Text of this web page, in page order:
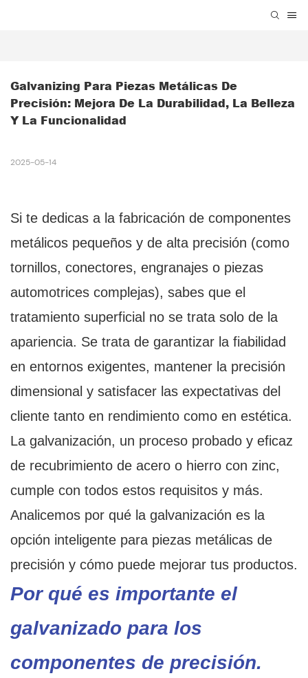
Galvanizing Para Piezas Metálicas De
Precisión: Mejora De La Durabilidad, La Belleza
Y La Funcionalidad
2025-05-14
Si te dedicas a la fabricación de componentes
metálicos pequeños y de alta precisión (como
tornillos, conectores, engranajes o piezas
automotrices complejas), sabes que el
tratamiento superficial no se trata solo de la
apariencia. Se trata de garantizar la fiabilidad
en entornos exigentes, mantener la precisión
dimensional y satisfacer las expectativas del
cliente tanto en rendimiento como en estética.
La galvanización, un proceso probado y eficaz
de recubrimiento de acero o hierro con zinc,
cumple con todos estos requisitos y más.
Analicemos por qué la galvanización es la
opción inteligente para piezas metálicas de
precisión y cómo puede mejorar tus productos.
Por qué es importante el
galvanizado para los
componentes de precisión.